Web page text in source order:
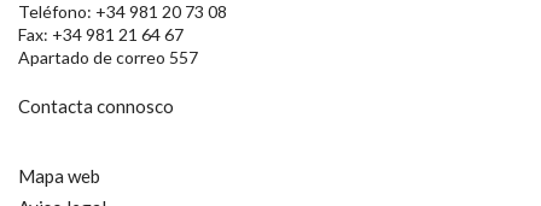
Teléfono: +34 981 20 73 08
Fax: +34 981 21 64 67
Apartado de correo 557
Contacta connosco
Mapa web